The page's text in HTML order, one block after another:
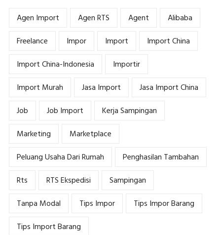
Agen Import Agen RTS Agent
Alibaba
Freelance
Impor Import
Import China
Import China-Indonesia
Importir
Import Murah
Jasa Import
Jasa Import China
Job
Job Import
Kerja Sampingan
Marketing
Marketplace
Peluang Usaha Dari Rumah
Penghasilan Tambahan
Rts
RTS Ekspedisi
Sampingan
Tanpa Modal
Tips Impor
Tips Impor Barang
Tips Import Barang